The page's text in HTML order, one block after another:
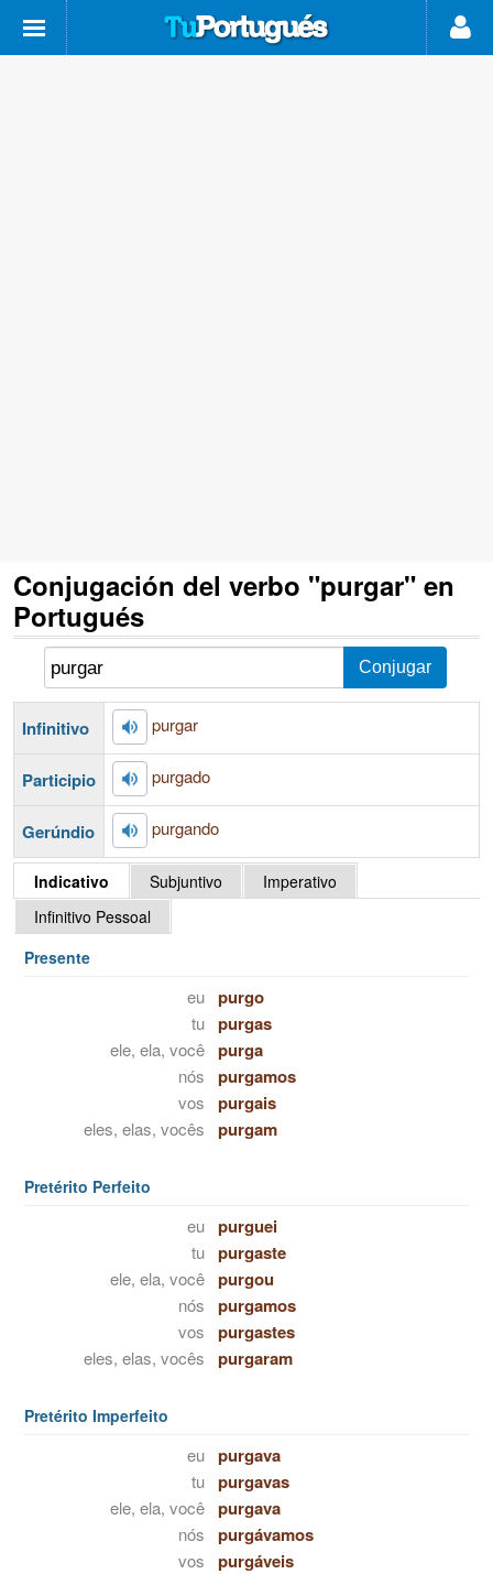
Conjugación del verbo "purgar" en
Portugués
Infinitivo purgar
Participio purgado
Gerúndio purgando
Indicativo Subjuntivo
Imperativo
Infinitivo Pessoal
Presente
eu purgo
tu purgas
ele, ela, você purga
nós purgamos
vos purgais
eles, elas, vocês purgam
Pretérito Perfeito
eu purguei
tu purgaste
ele, ela, você purgou
nós purgamos
vos purgastes
eles, elas, vocês purgaram
Pretérito Imperfeito
eu purgava
tu purgavas
ele, ela, você purgava
nós purgávamos
vos purgáveis